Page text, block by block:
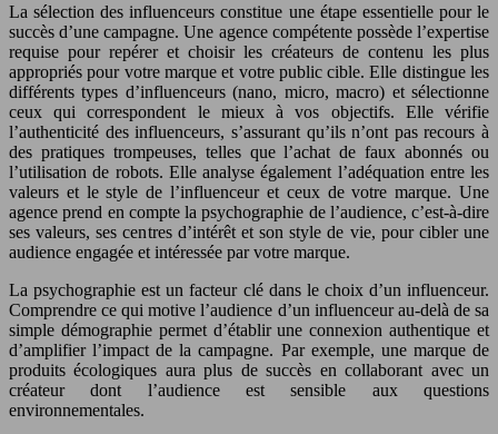
La sélection des influenceurs constitue une étape essentielle pour le
succès d’une campagne. Une agence compétente possède l’expertise
requise pour repérer et choisir les créateurs de contenu les plus
appropriés pour votre marque et votre public cible. Elle distingue les
différents types d’influenceurs (nano, micro, macro) et sélectionne
ceux qui correspondent le mieux à vos objectifs. Elle vérifie
l’authenticité des influenceurs, s’assurant qu’ils n’ont pas recours à
des pratiques trompeuses, telles que l’achat de faux abonnés ou
l’utilisation de robots. Elle analyse également l’adéquation entre les
valeurs et le style de l’influenceur et ceux de votre marque. Une
agence prend en compte la psychographie de l’audience, c’est-à-dire
ses valeurs, ses centres d’intérêt et son style de vie, pour cibler une
audience engagée et intéressée par votre marque.
La psychographie est un facteur clé dans le choix d’un influenceur.
Comprendre ce qui motive l’audience d’un influenceur au-delà de sa
simple démographie permet d’établir une connexion authentique et
d’amplifier l’impact de la campagne. Par exemple, une marque de
produits écologiques aura plus de succès en collaborant avec un
créateur dont l’audience est sensible aux questions
environnementales.